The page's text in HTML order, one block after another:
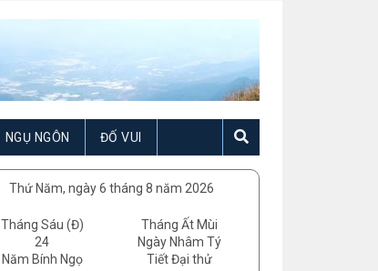
NGỤ NGÔN ĐỐ VUI
Thứ Năm, ngày 6 tháng 8 năm 2026
Tháng Sáu (Đ)
24
Năm Bính Ngọ
Tháng Ất Mùi
Ngày Nhâm Tý
Tiết Đại thử